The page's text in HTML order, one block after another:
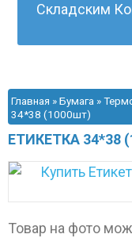
Складским
Главная »Бумага »
34*38 (1000шт)
ЕТИКЕТКА
Товар на фото